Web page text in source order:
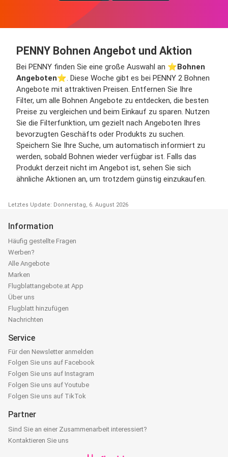
PENNY Bohnen Angebot und Aktion
Bei PENNY finden Sie eine große Auswahl an ⭐️Bohnen
Angeboten⭐️. Diese Woche gibt es bei PENNY 2 Bohnen
Angebote mit attraktiven Preisen. Entfernen Sie Ihre
Filter, um alle Bohnen Angebote zu entdecken, die besten
Preise zu vergleichen und beim Einkauf zu sparen. Nutzen
Sie die Filterfunktion, um gezielt nach Angeboten Ihres
bevorzugten Geschäfts oder Produkts zu suchen.
Speichern Sie Ihre Suche, um automatisch informiert zu
werden, sobald Bohnen wieder verfügbar ist. Falls das
Produkt derzeit nicht im Angebot ist, sehen Sie sich
ähnliche Aktionen an, um trotzdem günstig einzukaufen.
Letztes Update: Donnerstag, 6. August 2026
Information
Häufig gestellte Fragen
Werben?
Alle Angebote
Marken
Flugblattangebote.at App
Über uns
Flugblatt hinzufügen
Nachrichten
Service
Für den Newsletter anmelden
Folgen Sie uns auf Facebook
Folgen Sie uns auf Instagram
Folgen Sie uns auf Youtube
Folgen Sie uns auf TikTok
Partner
Sind Sie an einer Zusammenarbeit interessiert?
Kontaktieren Sie uns